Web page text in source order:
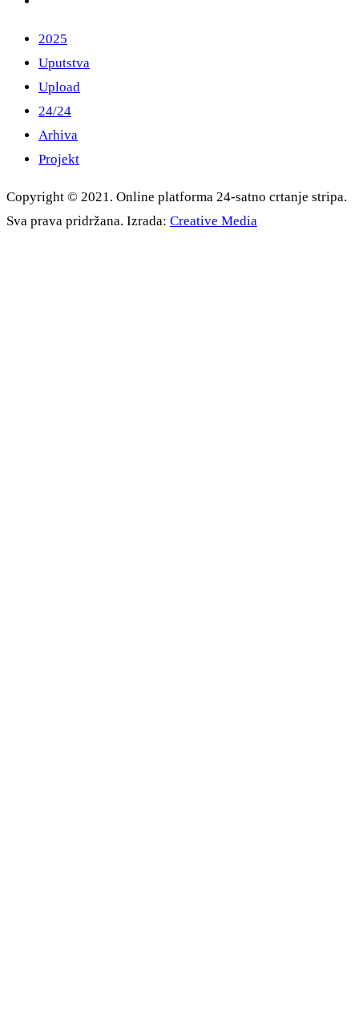
2025
Uputstva
Upload
24/24
Arhiva
Projekt
Copyright © 2021. Online platforma 24-satno crtanje stripa.
Sva prava pridržana. Izrada: Creative Media